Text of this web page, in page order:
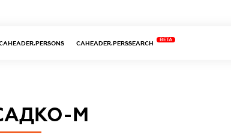
CAHEADER.PERSSEARCH
BETA
М